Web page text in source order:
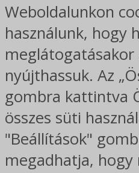
Weboldalunkon
használunk, hogy
nyújthassuk. Az
gombra kattintva
összes süti
"Beállítások"
megadhatja,